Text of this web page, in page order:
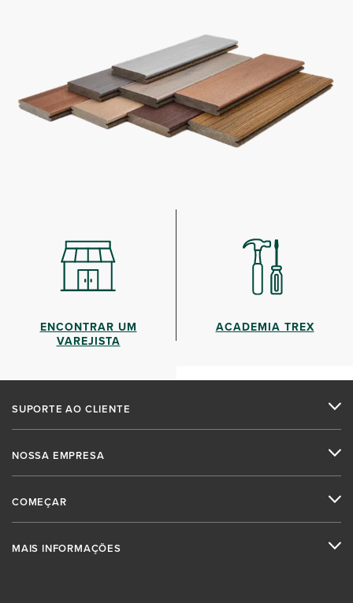
ENCONTRAR UM
VAREJISTA
ACADEMIA TREX
SUPORTE AO CLIENTE
NOSSA EMPRESA
COMEÇAR
MAIS INFORMAÇÕES